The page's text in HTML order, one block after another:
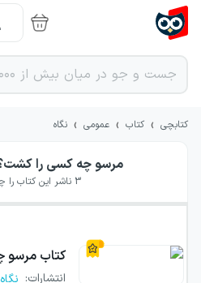
کتابچی › کتاب › عمومی › نگاه
مرسو چه کسی را
3 ناشر این کتاب را
کتاب مرسو
انتشارات: نگاه